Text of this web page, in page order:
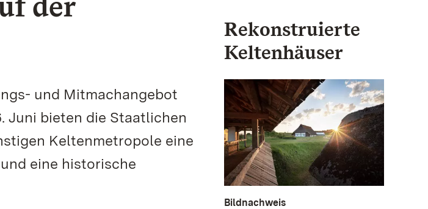
und Mitmachangebot
Juni bieten die Staatlichen
Keltenmetropole eine
eine historische
Rekonstruierte
Keltenhäuser
Bildnachweis